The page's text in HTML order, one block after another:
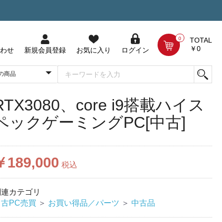
せ 新規会員登録 お気に入り ログイン
0
TOTAL
￥0
、core i9搭載ハイス
ックゲーミングPC[中古]
189,000 税込
カテゴリ
PC売買 ＞ お買い得品／パーツ ＞ 中古品